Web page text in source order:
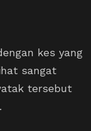
kes yang
sangat
tersebut